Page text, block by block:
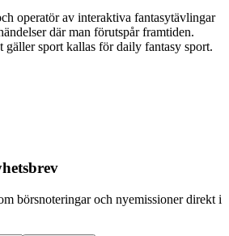
operatör av interaktiva fantasytävlingar
där man förutspår framtiden.
gäller sport kallas för daily fantasy sport.
börsnoteringar och nyemissioner direkt i